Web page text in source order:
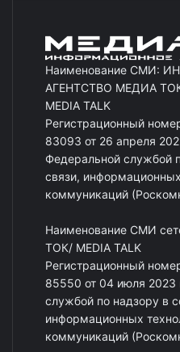
Наименование СМИ:
АГЕНТСТВО МЕДИА ТОК/
MEDIA TALK
Регистрационный
83093 от 26 апреля
Федеральной службой
связи,
коммуникаций
Наименование СМИ
ТОК/ MEDIA TALK
Регистрационный
85550 от 04 июля 2023
службой по надзору в
информационных
коммуникаций